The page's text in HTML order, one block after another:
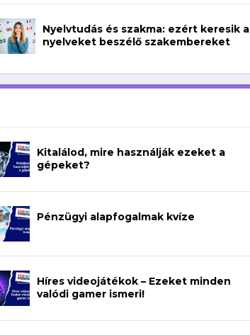
Nyelvtudás és szakma: ezért keresik a
nyelveket beszélő szakembereket
Kitalálod, mire használják ezeket a
gépeket?
Pénzügyi alapfogalmak kvíze
Híres videojátékok – Ezeket minden
valódi gamer ismeri!